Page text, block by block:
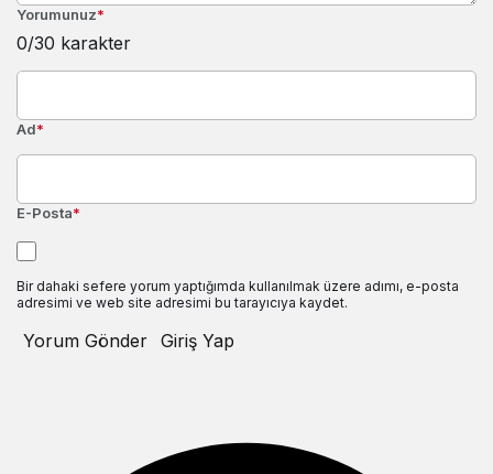
Yorumunuz*
0/30 karakter
Ad*
E-Posta*
Bir dahaki sefere yorum yaptığımda kullanılmak üzere adımı, e-posta
adresimi ve web site adresimi bu tarayıcıya kaydet.
Yorum Gönder Giriş Yap